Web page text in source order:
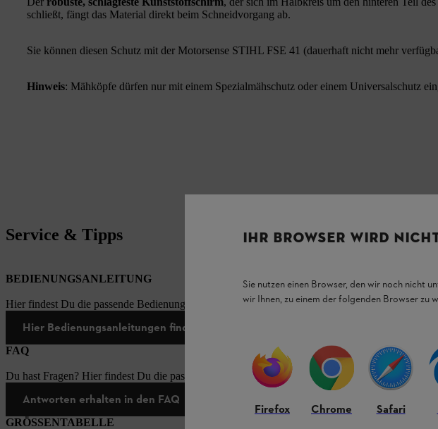
schließt, fängt das Material direkt beim Schneidvorgang ab.
Sie können diesen Schutz mit der Motorsense STIHL FSE 41 (dauerhaft nicht mehr
Hinweis: Mähköpfe dürfen nur mit einem Spezialmähschutz oder einem Universalschutz
Service & Tipps
BEDIENUNGSANLEITUNG
Hier findest Du die passende Bedienungsanleitungen zu unseren STIHL Produkten.
Hier Bedienungsanleitungen finden
FAQ
Du hast Fragen? Hier findest Du die passenden Antworten zu den häufigsten Fragen.
Antworten erhalten in den FAQ
GRÖSSENTABELLE
IHR BROWSER WIRD
Sie nutzen einen Browser, den wir noch nicht
wir Ihnen, zu einem der folgenden Browser zu
Firefox Chrome Safari